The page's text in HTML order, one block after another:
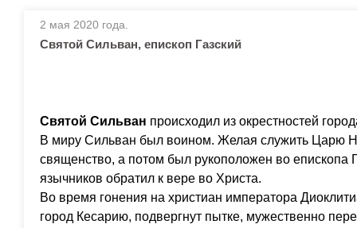
2 мая 2020 года.
Святой Сильван, епископ Газский
Святой Сильван происходил из окрестностей
В миру Сильван был воином. Желая служить Царю
священство, а потом был рукоположен во епископа
язычников обратил к вере во Христа.
Во время гонения на христиан императора
город Кесарию, подвергнут пытке, мужественно